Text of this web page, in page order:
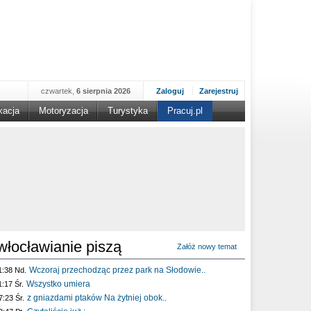
Zaloguj Zarejestruj
czwartek, 6 sierpnia 2026
Motoryzacja Turystyka Pracuj.pl
piszą Załóż nowy temat
Nd. Wczoraj przechodząc przez park na Słodowie..
Śr. Wszystko umiera
Śr. z gniazdami ptaków Na żytniej obok..